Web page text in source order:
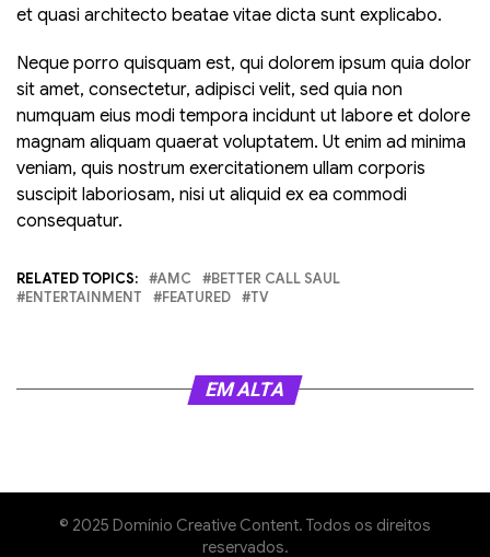
et quasi architecto beatae vitae dicta sunt explicabo.
Neque porro quisquam est, qui dolorem ipsum quia dolor
sit amet, consectetur, adipisci velit, sed quia non
numquam eius modi tempora incidunt ut labore et dolore
magnam aliquam quaerat voluptatem. Ut enim ad minima
veniam, quis nostrum exercitationem ullam corporis
suscipit laboriosam, nisi ut aliquid ex ea commodi
consequatur.
RELATED TOPICS: AMC
BETTER CALL SAUL
ENTERTAINMENT
FEATURED TV
EM ALTA
© 2025 Domínio Creative Content. Todos os direitos
reservados.